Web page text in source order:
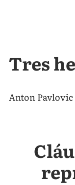
Tres
Anton Pavlovic